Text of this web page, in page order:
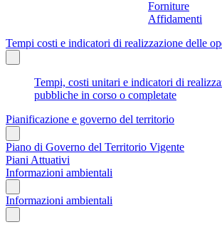
Forniture
Affidamenti
Tempi costi e indicatori di realizzazione delle
Tempi, costi unitari e indicatori di
pubbliche in corso o completate
Pianificazione e governo del territorio
Piano di Governo del Territorio Vigente
Piani Attuativi
Informazioni ambientali
Informazioni ambientali